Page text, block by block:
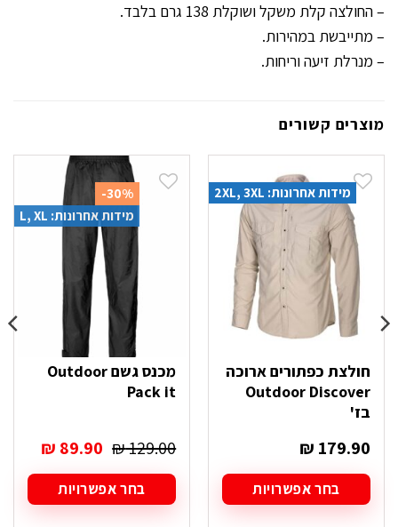
– החולצה קלת משקל ושוקלת 138 גרם בלבד.
– מתייבשת במהירות.
– מנרלת זיעה וריחות.
מוצרים קשורים
מידות אחרונות: 2XL, 3XL
חולצת כפתורים ארוכה
Outdoor Discover
בז'
₪ 179.90
בחר אפשרויות
-30%
מידות אחרונות: L, XL
מכנס גשם Outdoor
Pack it
₪129.00
המחיר
המקורי
היה:
₪ 129.00.
₪ 89.90
₪ 89.90.
בחר אפשרויות